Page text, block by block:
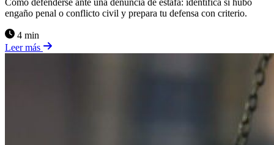
engaño penal o conflicto civil y prepara tu defensa con criterio.
4 min
Leer más